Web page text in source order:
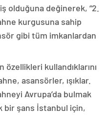
olduğuna değinerek, “2.
kurgusuna sahip
gibi tüm imkanlardan
kullandıklarını
asansörler, ışıklar.
Avrupa’da bulmak
bir şans İstanbul için,